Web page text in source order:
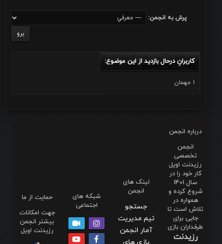
پرش به انجمن:
کاربرانِ درحال بازدید از این موضوع:
1 مهمان
درباره انجمن
انجمن
تخصصی
رزیدنت اویل
کار خود را در
سال 1401
شروع کرده و
همواره در
تلاش است تا
جایی برای
طرفداران بازی
رزیدنت
لینک های
انجمن
جستجو
تیم مدیریت
آمار انجمن
شبکه های
اجتماعی
حمایت از ما
جهت امکانات
بیشتر انجمن
رزیدنت اویل